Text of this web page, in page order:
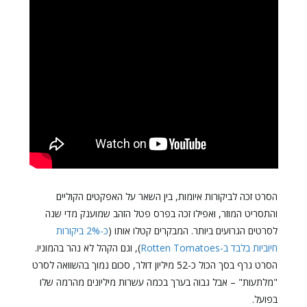
הסרט זכה לביקורות איומות, בין השאר על האפקטים הקוליים
והתסריט המוזר, ואפילו זכה בפרס פטל הזהב שמוענק מדי שנה
לסרטים הגרועים ביותר. המבקרים קטלו אותו (
כ-2% ביקורות
חיוביות בלבד ב-Rotten Tomatoes
), וגם הקהל לא נהר בהמוניו.
הסרט גרף בסך הכול כ-52 מיליון דולר, סכום נמוך בהשוואה לסרט
"מלתעות" – אבל גבוה בערך בכמה עשרות מיליונים מהרמה שלו
בפועל.